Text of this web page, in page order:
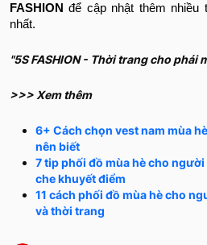
FASHIONđể cập nhật thêm
nhất.
"5S FASHION - Thời trang cho phái
>>> Xem thêm
6+ Cách chọn vest nam mùa
nên biết
7 tip phối đồ mùa hè cho
che khuyết điểm
11 cách phối đồ mùa hè cho
và thời trang